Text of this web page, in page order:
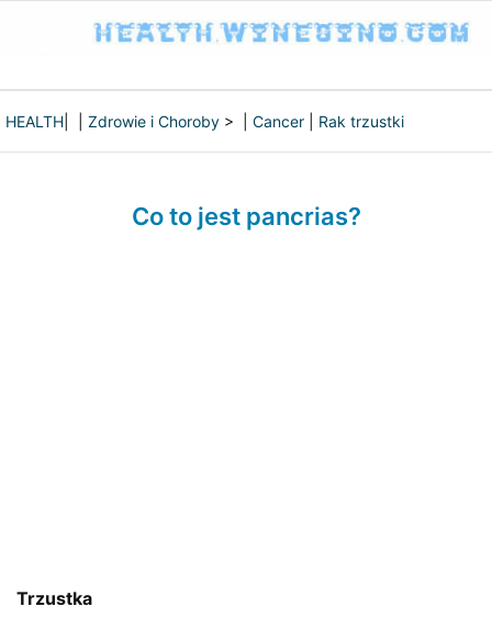
HEALTH Zdrowie i Choroby > | Cancer Rak trzustki
Co to jest pancrias?
Trzustka